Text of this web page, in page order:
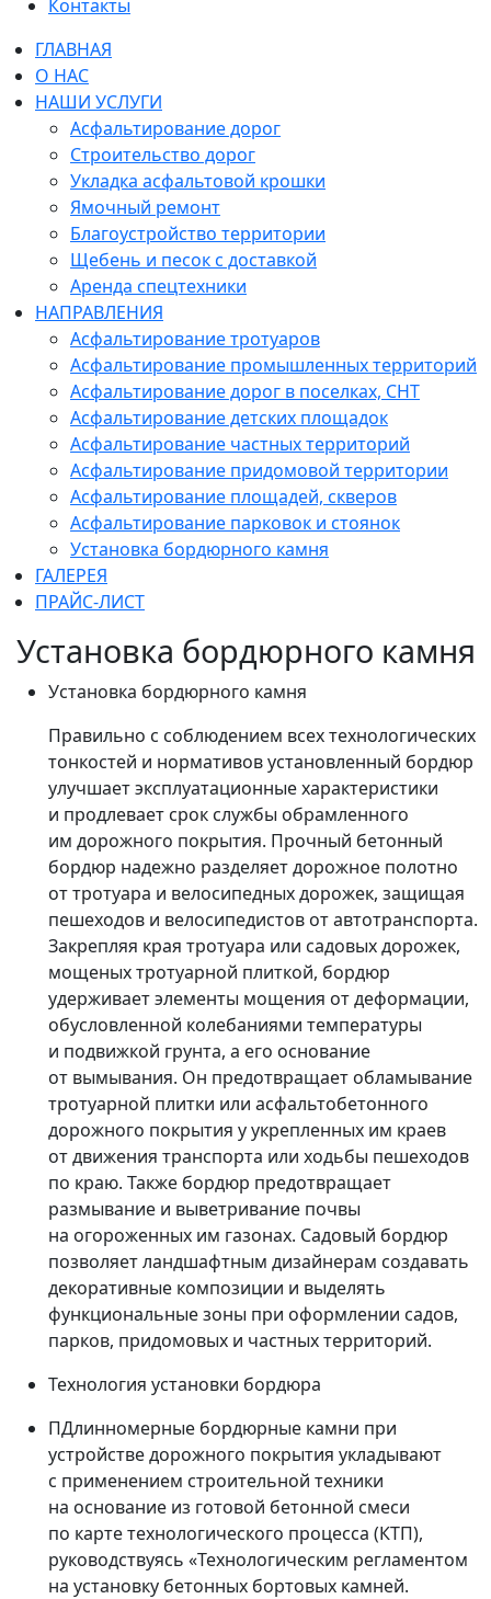
Контакты
ГЛАВНАЯ
О НАС
НАШИ УСЛУГИ
Асфальтирование дорог
Строительство дорог
Укладка асфальтовой крошки
Ямочный ремонт
Благоустройство территории
Щебень и песок с доставкой
Аренда спецтехники
НАПРАВЛЕНИЯ
Асфальтирование тротуаров
Асфальтирование промышленных территорий
Асфальтирование дорог в поселках, СНТ
Асфальтирование детских площадок
Асфальтирование частных территорий
Асфальтирование придомовой территории
Асфальтирование площадей, скверов
Асфальтирование парковок и стоянок
Установка бордюрного камня
ГАЛЕРЕЯ
ПРАЙС-ЛИСТ
Установка бордюрного камня
Установка бордюрного камня
Правильно с соблюдением всех технологических
тонкостей и нормативов установленный бордюр
улучшает эксплуатационные характеристики
и продлевает срок службы обрамленного
им дорожного покрытия. Прочный бетонный
бордюр надежно разделяет дорожное полотно
от тротуара и велосипедных дорожек, защищая
пешеходов и велосипедистов от автотранспорта.
Закрепляя края тротуара или садовых дорожек,
мощеных тротуарной плиткой, бордюр
удерживает элементы мощения от деформации,
обусловленной колебаниями температуры
и подвижкой грунта, а его основание
от вымывания. Он предотвращает обламывание
тротуарной плитки или асфальтобетонного
дорожного покрытия у укрепленных им краев
от движения транспорта или ходьбы пешеходов
по краю. Также бордюр предотвращает
размывание и выветривание почвы
на огороженных им газонах. Садовый бордюр
позволяет ландшафтным дизайнерам создавать
декоративные композиции и выделять
функциональные зоны при оформлении садов,
парков, придомовых и частных территорий.
Технология установки бордюра
ПДлинномерные бордюрные камни при
устройстве дорожного покрытия укладывают
с применением строительной техники
на основание из готовой бетонной смеси
по карте технологического процесса (КТП),
руководствуясь «Технологическим регламентом
на установку бетонных бортовых камней.